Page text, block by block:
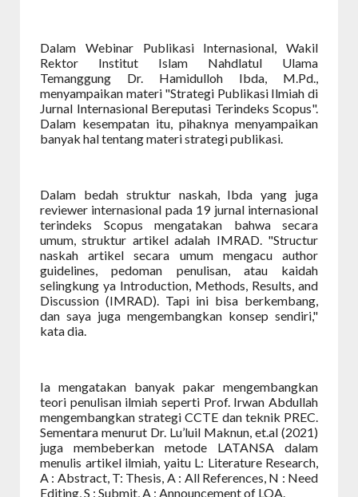
Dalam Webinar Publikasi Internasional, Wakil
Rektor Institut Islam Nahdlatul Ulama
Temanggung Dr. Hamidulloh Ibda, M.Pd.,
menyampaikan materi "Strategi Publikasi Ilmiah di
Jurnal Internasional Bereputasi Terindeks Scopus".
Dalam kesempatan itu, pihaknya menyampaikan
banyak hal tentang materi strategi publikasi.
Dalam bedah struktur naskah, Ibda yang juga
reviewer internasional pada 19 jurnal internasional
terindeks Scopus mengatakan bahwa secara
umum, struktur artikel adalah IMRAD. "Structur
naskah artikel secara umum mengacu author
guidelines, pedoman penulisan, atau kaidah
selingkung ya Introduction, Methods, Results, and
Discussion (IMRAD). Tapi ini bisa berkembang,
dan saya juga mengembangkan konsep sendiri,"
kata dia.
Ia mengatakan banyak pakar mengembangkan
teori penulisan ilmiah seperti Prof. Irwan Abdullah
mengembangkan strategi CCTE dan teknik PREC.
Sementara menurut Dr. Lu’luil Maknun, et.al (2021)
juga membeberkan metode LATANSA dalam
menulis artikel ilmiah, yaitu L: Literature Research,
A : Abstract, T: Thesis, A : All References, N : Need
Editing, S : Submit, A : Announcement of LOA.